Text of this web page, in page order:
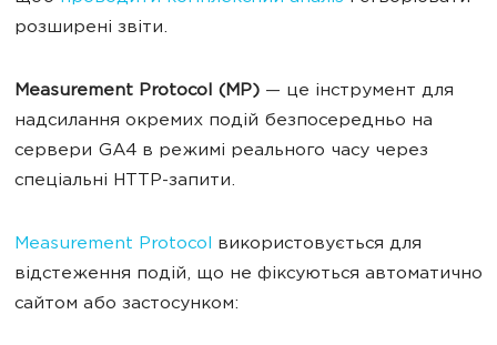
розширені звіти.
Measurement Protocol (МР) — це інструмент для
надсилання окремих подій безпосередньо на
сервери GA4 в режимі реального часу через
спеціальні HTTP-запити.
Measurement Protocol використовується для
відстеження подій, що не фіксуються автоматично
сайтом або застосунком: